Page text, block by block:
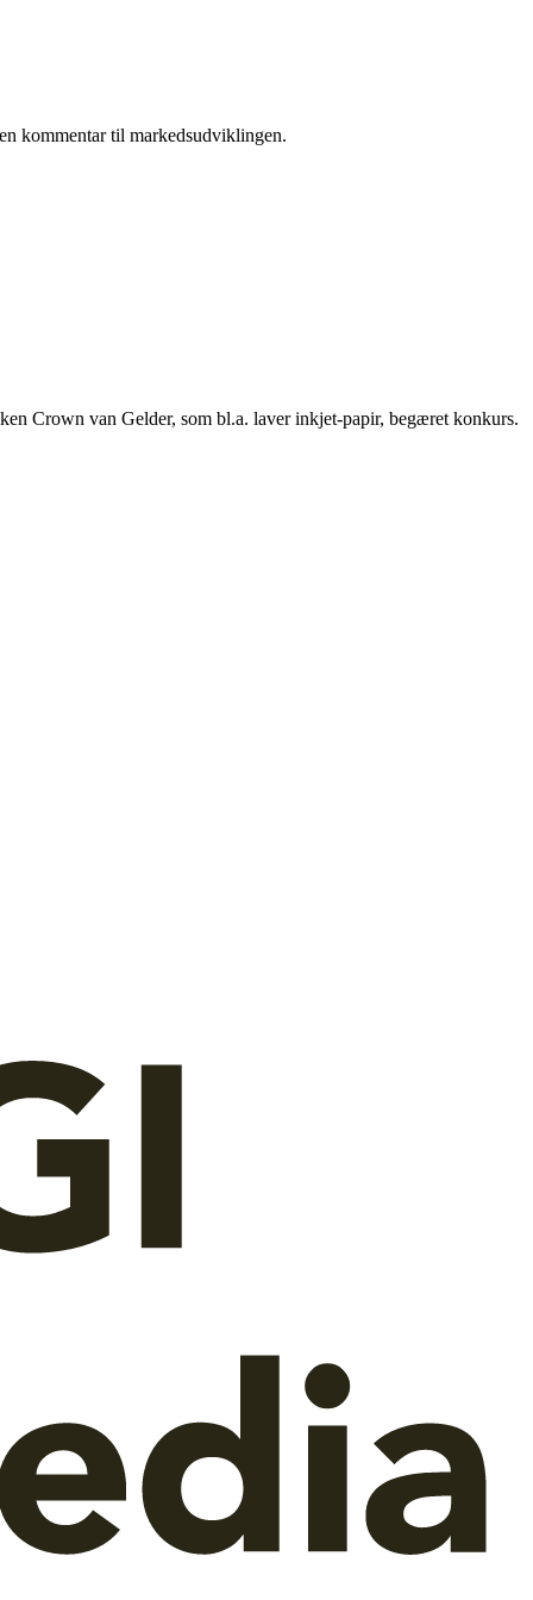
kommentar til markedsudviklingen.
Crown van Gelder, som bl.a. laver inkjet-papir, begæret konkurs.